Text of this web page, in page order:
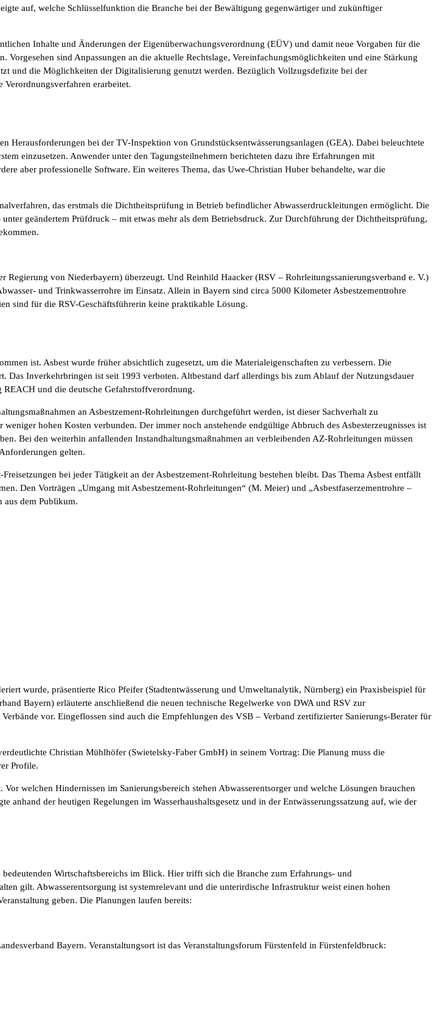
auf, welche Schlüsselfunktion die Branche bei der Bewältigung gegenwärtiger und zukünftiger
Inhalte und Änderungen der Eigenüberwachungsverordnung (EÜV) und damit neue Vorgaben für die
sind Anpassungen an die aktuelle Rechtslage, Vereinfachungsmöglichkeiten und eine Stärkung
und die Möglichkeiten der Digitalisierung genutzt werden. Bezüglich Vollzugsdefizite bei der
erarbeitet.
bei der TV-Inspektion von Grundstücksentwässerungsanlagen (GEA). Dabei beleuchtete
einzusetzen. Anwender unter den Tagungsteilnehmern berichteten dazu ihre Erfahrungen mit
aber professionelle Software. Ein weiteres Thema, das Uwe-Christian Huber behandelte, war die
das erstmals die Dichtheitsprüfung in Betrieb befindlicher Abwasserdruckleitungen ermöglicht. Die
geändertem Prüfdruck – mit etwas mehr als dem Betriebsdruck. Zur Durchführung der Dichtheitsprüfung,
Regierung von Niederbayern) überzeugt. Und Reinhild Haacker (RSV – Rohrleitungssanierungsverband e. V.)
und Trinkwasserrohre im Einsatz. Allein in Bayern sind circa 5000 Kilometer Asbestzementrohre
sind für die RSV-Geschäftsführerin keine praktikable Lösung.
ist. Asbest wurde früher absichtlich zugesetzt, um die Materialeigenschaften zu verbessern. Die
Inverkehrbringen ist seit 1993 verboten. Altbestand darf allerdings bis zum Ablauf der Nutzungsdauer
und die deutsche Gefahrstoffverordnung.
an Asbestzement-Rohrleitungen durchgeführt werden, ist dieser Sachverhalt zu
hohen Kosten verbunden. Der immer noch anstehende endgültige Abbruch des Asbesterzeugnisses ist
Bei den weiterhin anfallenden Instandhaltungsmaßnahmen an verbleibenden AZ-Rohrleitungen müssen
gelten.
bei jeder Tätigkeit an der Asbestzement-Rohrleitung bestehen bleibt. Das Thema Asbest entfällt
Den Vorträgen „Umgang mit Asbestzement-Rohrleitungen“ (M. Meier) und „Asbestfaserzementrohre –
aus dem Publikum.
wurde, präsentierte Rico Pfeifer (Stadtentwässerung und Umweltanalytik, Nürnberg) ein Praxisbeispiel für
Bayern) erläuterte anschließend die neuen technische Regelwerke von DWA und RSV zur
vor. Eingeflossen sind auch die Empfehlungen des VSB – Verband zertifizierter Sanierungs-Berater für
Christian Mühlhöfer (Swietelsky-Faber GmbH) in seinem Vortrag: Die Planung muss die
Profile.
welchen Hindernissen im Sanierungsbereich stehen Abwasserentsorger und welche Lösungen brauchen
der heutigen Regelungen im Wasserhaushaltsgesetz und in der Entwässerungssatzung auf, wie der
Wirtschaftsbereichs im Blick. Hier trifft sich die Branche zum Erfahrungs- und
gilt. Abwasserentsorgung ist systemrelevant und die unterirdische Infrastruktur weist einen hohen
geben. Die Planungen laufen bereits:
Bayern. Veranstaltungsort ist das Veranstaltungsforum Fürstenfeld in Fürstenfeldbruck: